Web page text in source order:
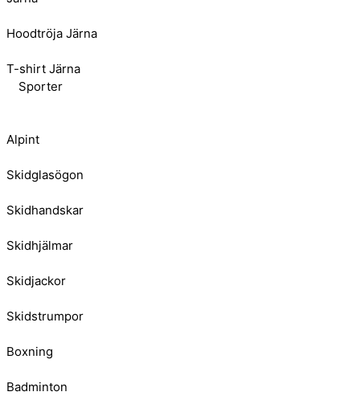
Hoodtröja Järna
T-shirt Järna
Sporter
Alpint
Skidglasögon
Skidhandskar
Skidhjälmar
Skidjackor
Skidstrumpor
Boxning
Badminton